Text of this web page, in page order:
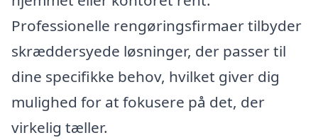
Professionelle rengøringsfirmaer tilbyder
skræddersyede løsninger, der passer til
dine specifikke behov, hvilket giver dig
mulighed for at fokusere på det, der
virkelig tæller.